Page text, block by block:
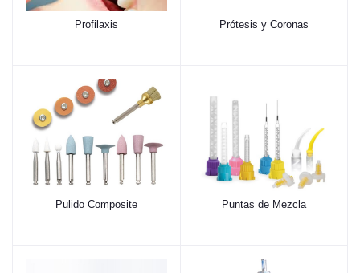
Profilaxis Prótesis y Coronas
Pulido Composite Puntas de Mezcla